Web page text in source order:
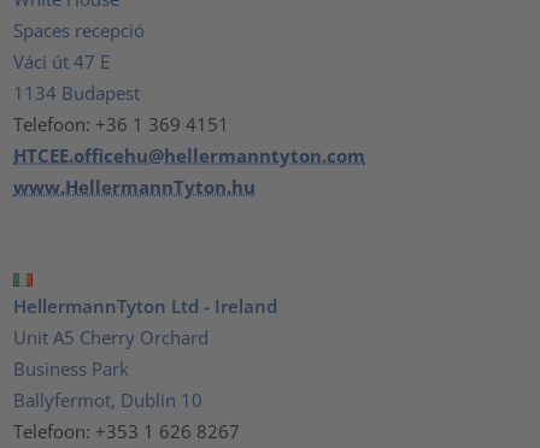
Spaces recepció
Váci út 47 E
1134 Budapest
Telefoon: +36 1 369 4151
HTCEE.officehu@hellermanntyton.com
www.HellermannTyton.hu
HellermannTyton Ltd - Ireland
Unit A5 Cherry Orchard
Business Park
Ballyfermot, Dublin 10
Telefoon: +353 1 626 8267